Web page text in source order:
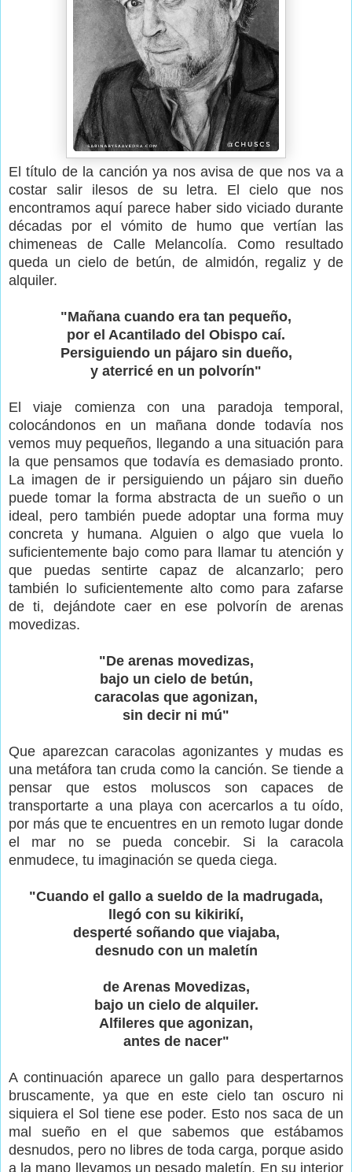
El título de la canción ya nos avisa de que nos va a
costar salir ilesos de su letra. El cielo que nos
encontramos aquí parece haber sido viciado durante
décadas por el vómito de humo que vertían las
chimeneas de Calle Melancolía. Como resultado
queda un cielo de betún, de almidón, regaliz y de
alquiler.
"Mañana cuando era tan pequeño,
por el Acantilado del Obispo caí.
Persiguiendo un pájaro sin dueño,
y aterricé en un polvorín"
El viaje comienza con una paradoja temporal,
colocándonos en un mañana donde todavía nos
vemos muy pequeños, llegando a una situación para
la que pensamos que todavía es demasiado pronto.
La imagen de ir persiguiendo un pájaro sin dueño
puede tomar la forma abstracta de un sueño o un
ideal, pero también puede adoptar una forma muy
concreta y humana. Alguien o algo que vuela lo
suficientemente bajo como para llamar tu atención y
que puedas sentirte capaz de alcanzarlo; pero
también lo suficientemente alto como para zafarse
de ti, dejándote caer en ese polvorín de arenas
movedizas.
"De arenas movedizas,
bajo un cielo de betún,
caracolas que agonizan,
sin decir ni mú"
Que aparezcan caracolas agonizantes y mudas es
una metáfora tan cruda como la canción. Se tiende a
pensar que estos moluscos son capaces de
transportarte a una playa con acercarlos a tu oído,
por más que te encuentres en un remoto lugar donde
el mar no se pueda concebir. Si la caracola
enmudece, tu imaginación se queda ciega.
"Cuando el gallo a sueldo de la madrugada,
llegó con su kikirikí,
desperté soñando que viajaba,
desnudo con un maletín
de Arenas Movedizas,
bajo un cielo de alquiler.
Alfileres que agonizan,
antes de nacer"
A continuación aparece un gallo para despertarnos
bruscamente, ya que en este cielo tan oscuro ni
siquiera el Sol tiene ese poder. Esto nos saca de un
mal sueño en el que sabemos que estábamos
desnudos, pero no libres de toda carga, porque asido
a la mano llevamos un pesado maletín. En su interior